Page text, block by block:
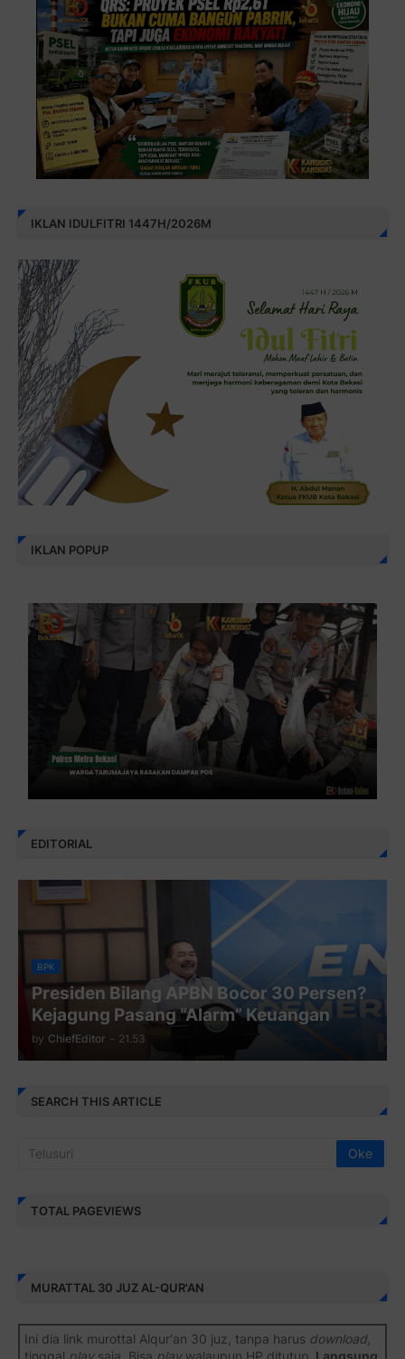
IKLAN IDULFITRI 1447H/2026M
IKLAN POPUP
EDITORIAL
BPK
Presiden Bilang APBN Bocor 30 Persen?
Kejagung Pasang “Alarm” Keuangan
by ChiefEditor - 21.53
SEARCH THIS ARTICLE
TOTAL PAGEVIEWS
MURATTAL 30 JUZ AL-QUR'AN
Ini dia link murottal Alqur'an 30 juz, tanpa harus download,
tinggal playsaja. Bisa playwalaupun HP ditutup. Langsung